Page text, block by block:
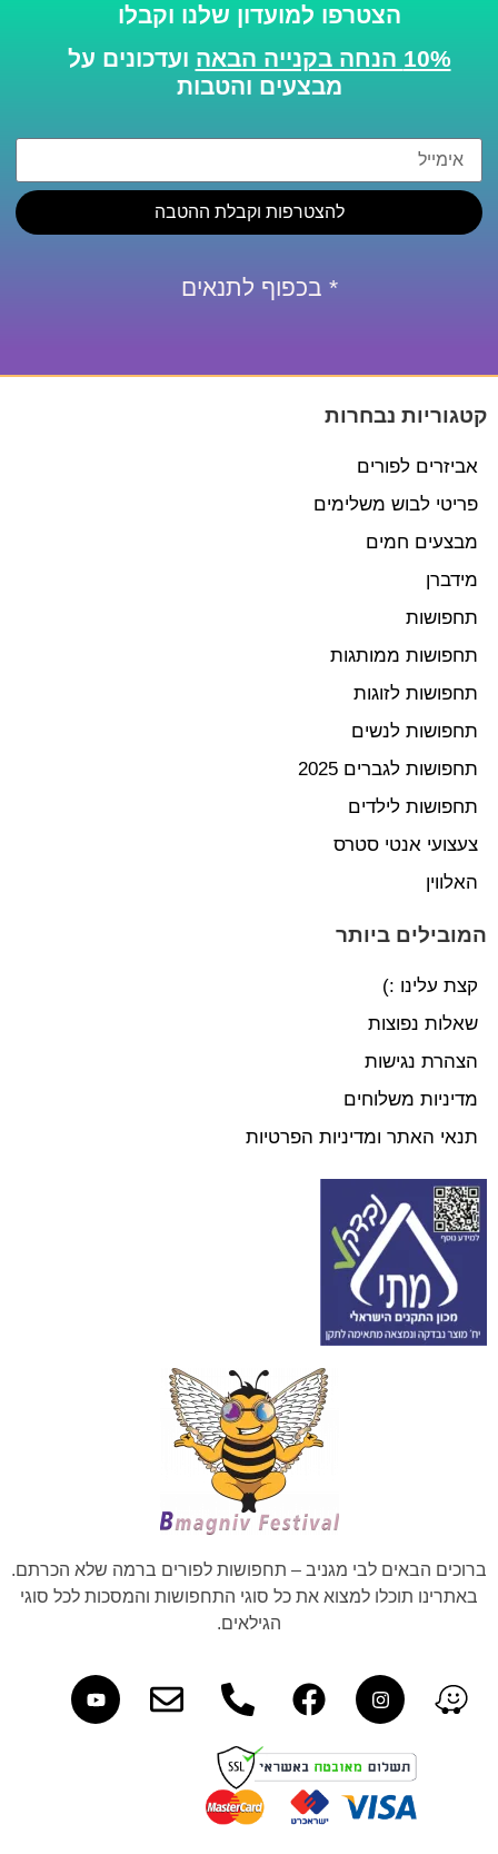
הצטרפו למועדון שלנו וקבלו
10% הנחה בקנייה הבאה
ועדכונים על
מבצעים והטבות
להצטרפות וקבלת ההטבה
* בכפוף לתנאים
קטגוריות נבחרות
אביזרים לפורים
פריטי לבוש משלימים
מבצעים חמים
מידברן
תחפושות
תחפושות ממותגות
תחפושות לזוגות
תחפושות לנשים
תחפושות לגברים 2025
תחפושות לילדים
צעצועי אנטי סטרס
האלווין
המובילים ביותר
קצת עלינו :)
שאלות נפוצות
הצהרת נגישות
מדיניות משלוחים
תנאי האתר ומדיניות הפרטיות
ברוכים הבאים לבי מגניב – תחפושות לפורים ברמה שלא הכרתם.
באתרינו תוכלו למצוא את כל סוגי התחפושות והמסכות לכל סוגי
הגילאים.